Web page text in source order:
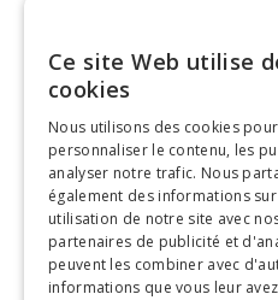
27 bd
Casablanca,
(+212) 0522-
(+212) 0522-
Ce site Web utilise
cookies
Nous utilisons des cookies pour
personnaliser le contenu, les
analyser notre trafic. Nous
également des informations
utilisation de notre site avec
partenaires de publicité et
peuvent les combiner avec
informations que vous leur